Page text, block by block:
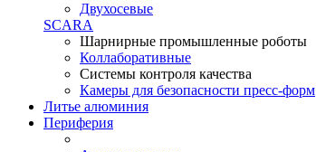
Двухосевые
SCARA
Шарнирные промышленные роботы
Коллаборативные
Системы контроля качества
Камеры для безопасности пресс-форм
Литье алюминия
Периферия